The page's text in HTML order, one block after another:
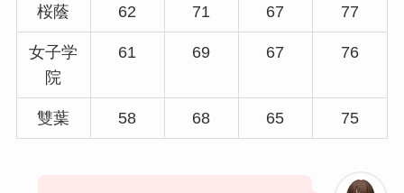
桜蔭 62 71 67 77
女子学
院
61 69 67 76
雙葉 58 68 65 75